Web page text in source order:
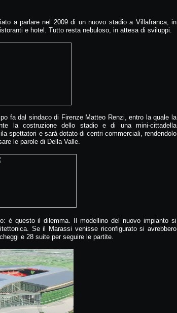
a parlare nel 2009 di un nuovo stadio a Villafranca, in
e hotel. Tutto resta nebuloso, in attesa di sviluppi.
fa dal sindaco di Firenze Matteo Renzi, entro la quale la
la costruzione dello stadio e di una mini-cittadella
spettatori e sarà dotato di centri commerciali, rendendolo
le parole di Della Valle.
è questo il dilemma. Il modellino del nuovo impianto si
Se il Marassi venisse riconfigurato si avrebbero
e 28 suite per seguire le partite.